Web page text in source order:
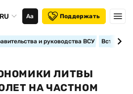
RU Аа Поддержать
и руководства ВСУ
ЛИТВЫ
НА ЧАСТНОМ